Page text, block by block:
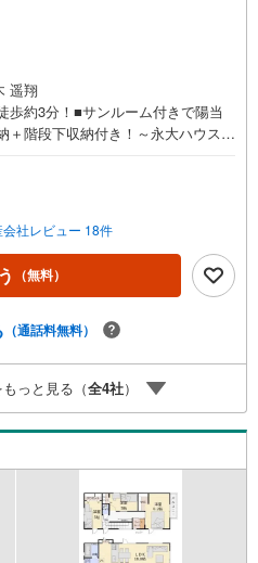
遥翔
歩約3分！■サンルーム付きで陽当
＋階段下収納付き！～永大ハウス工
大きく2つに分けてご紹介！1.＜豊
マンション・土地...と種別を問わ
ります。更に教育施設や商業施
どの地域情報を総合し、お客様に
て頂けるよう、しっかりとサポート
験豊富なスタッフ＞当社では【購
ん、ご購入時に気になる住宅ロー
スも完備！お子様連れのご家族様
営業時間:10:00～18:00（定休日
変動あり）現地のご案内も可能です
問い合わせください！
社レビュー 18件
（無料）
（通話料無料）
っと見る（全4社）